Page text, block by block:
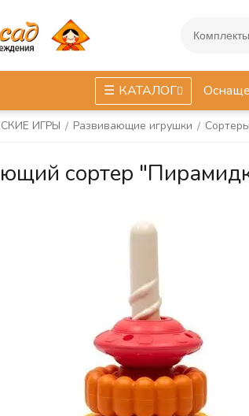
КАТАЛОГ
ИГРЫ / Развивающие игрушки /
сортер